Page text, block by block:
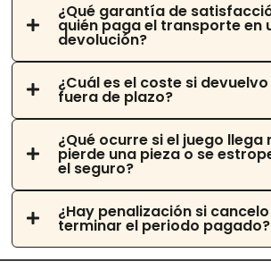
¿Qué garantía de
quién paga el transporte en
devolución?
¿Cuál es el coste si
fuera de plazo?
¿Qué ocurre si el juego llega
pierde una pieza o se
el seguro?
¿Hay penalización si
terminar el periodo pagado?